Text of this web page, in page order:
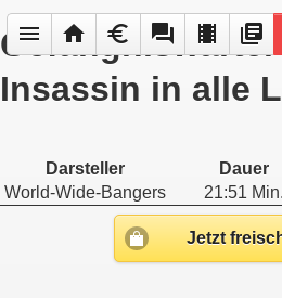
menu home euro forum local_movies library_books
Insassin in alle
Darsteller Dauer
World-Wide-Bangers
21:51 Min.
Jetzt